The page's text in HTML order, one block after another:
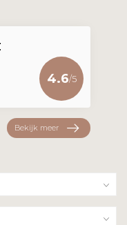
4.6/5
Bekijk meer